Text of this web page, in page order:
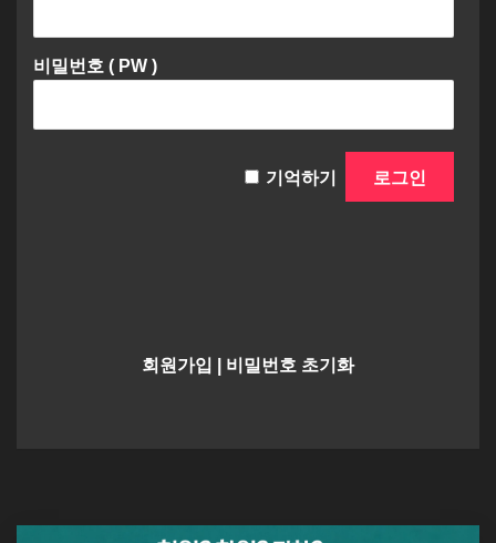
비밀번호 ( PW )
기억하기
회원가입 비밀번호 초기화